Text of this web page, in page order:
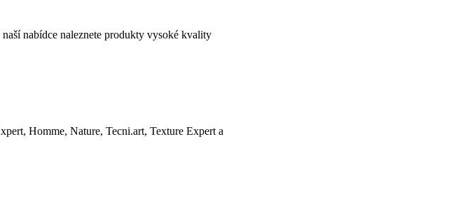
nabídce naleznete produkty vysoké kvality
Homme, Nature, Tecni.art, Texture Expert a